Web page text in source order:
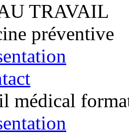
TRAVAIL
préventive
médical